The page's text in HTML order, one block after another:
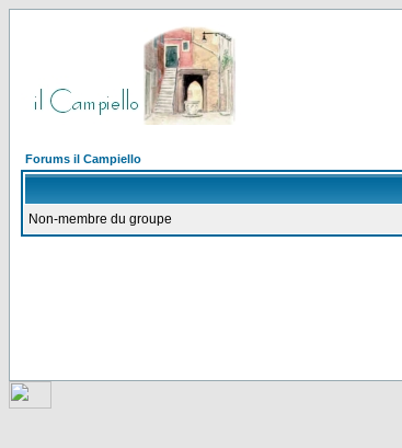
Forums il Campiello
Non-membre du groupe